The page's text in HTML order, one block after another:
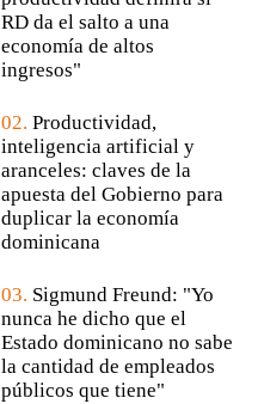
RD da el salto a una
economía de altos
ingresos"
02. Productividad,
inteligencia artificial y
aranceles: claves de la
apuesta del Gobierno para
duplicar la economía
dominicana
03. Sigmund Freund: "Yo
nunca he dicho que el
Estado dominicano no sabe
la cantidad de empleados
públicos que tiene"